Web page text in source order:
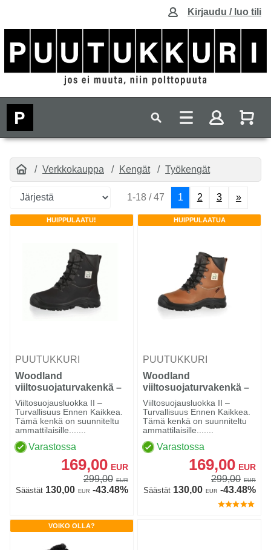
Kirjaudu / luo tili
Verkkokauppa Kengät Työkengät
1-18 / 47 1 2 3 »
HUIPPULAATU!
PUUTUKKURI
Woodland
viiltosuojaturvakenkä –
Luokka 2 (24 m/s), Black
Viiltosuojausluokka II –
Turvallisuus Ennen Kaikkea.
Tämä kenkä on suunniteltu
ammattilaisille.......
Varastossa
169,00 EUR
299,00 EUR
Säästät130,00 EUR -43.48%
HUIPPULAATUA
PUUTUKKURI
Woodland
viiltosuojaturvakenkä –
Luokka 2 (24 m/s),
Brown
Viiltosuojausluokka II –
Turvallisuus Ennen Kaikkea.
Tämä kenkä on suunniteltu
ammattilaisille.......
Varastossa
169,00 EUR
299,00 EUR
Säästät130,00 EUR -43.48%
VOIKO OLLA?